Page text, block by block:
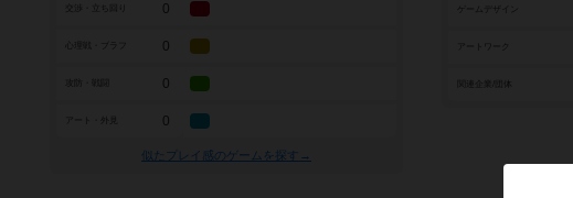
ゲームデザイン
アートワーク
0
0
0
アート・外見 0
似たプレイ感のゲームを探す→